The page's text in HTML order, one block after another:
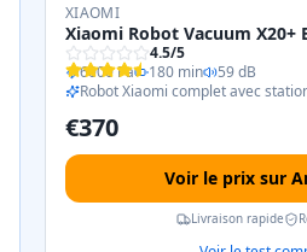
XIAOMI
Xiaomi Robot Vacuum X20+
4.5/5
6000 Pa
180 min
59 dB
Robot Xiaomi complet avec
€370
Voir le prix sur
Livraison rapide